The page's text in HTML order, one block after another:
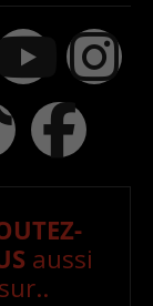
aussi
sur..